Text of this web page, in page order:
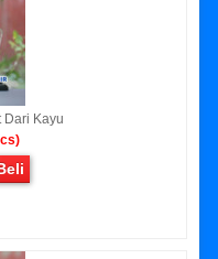
Dari Kayu